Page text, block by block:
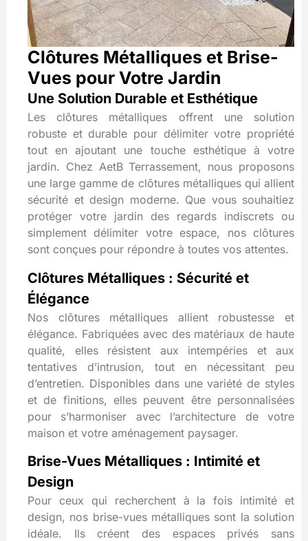
Clôtures Métalliques et Brise-
Vues pour Votre Jardin
Une Solution Durable et Esthétique
Les clôtures métalliques offrent une solution
robuste et durable pour délimiter votre propriété
tout en ajoutant une touche esthétique à votre
jardin. Chez AetB Terrassement, nous proposons
une large gamme de clôtures métalliques qui allient
sécurité et design moderne. Que vous souhaitiez
protéger votre jardin des regards indiscrets ou
simplement délimiter votre espace, nos clôtures
sont conçues pour répondre à toutes vos attentes.
Clôtures Métalliques : Sécurité et
Élégance
Nos clôtures métalliques allient robustesse et
élégance. Fabriquées avec des matériaux de haute
qualité, elles résistent aux intempéries et aux
tentatives d’intrusion, tout en nécessitant peu
d’entretien. Disponibles dans une variété de styles
et de finitions, elles peuvent être personnalisées
pour s’harmoniser avec l’architecture de votre
maison et votre aménagement paysager.
Brise-Vues Métalliques : Intimité et
Design
Pour ceux qui recherchent à la fois intimité et
design, nos brise-vues métalliques sont la solution
idéale. Ils créent des espaces privés sans